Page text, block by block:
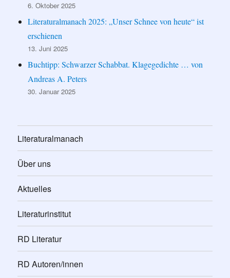
6. Oktober 2025
Literaturalmanach 2025: „Unser Schnee von heute“ ist
erschienen
13. Juni 2025
Buchtipp: Schwarzer Schabbat. Klagegedichte … von
Andreas A. Peters
30. Januar 2025
Literaturalmanach
Über uns
Aktuelles
Literaturinstitut
RD Literatur
RD Autoren/innen